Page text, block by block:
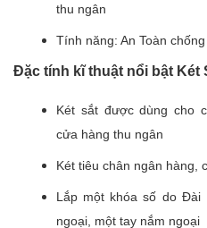
thu ngân
Tính năng: An Toàn
Đặc tính kĩ thuật nổi bật Két
Két sắt được dùng cho
cửa hàng thu ngân
Két tiêu chân ngân hàng,
Lắp một khóa số do
ngoại, một tay nắm ngoại